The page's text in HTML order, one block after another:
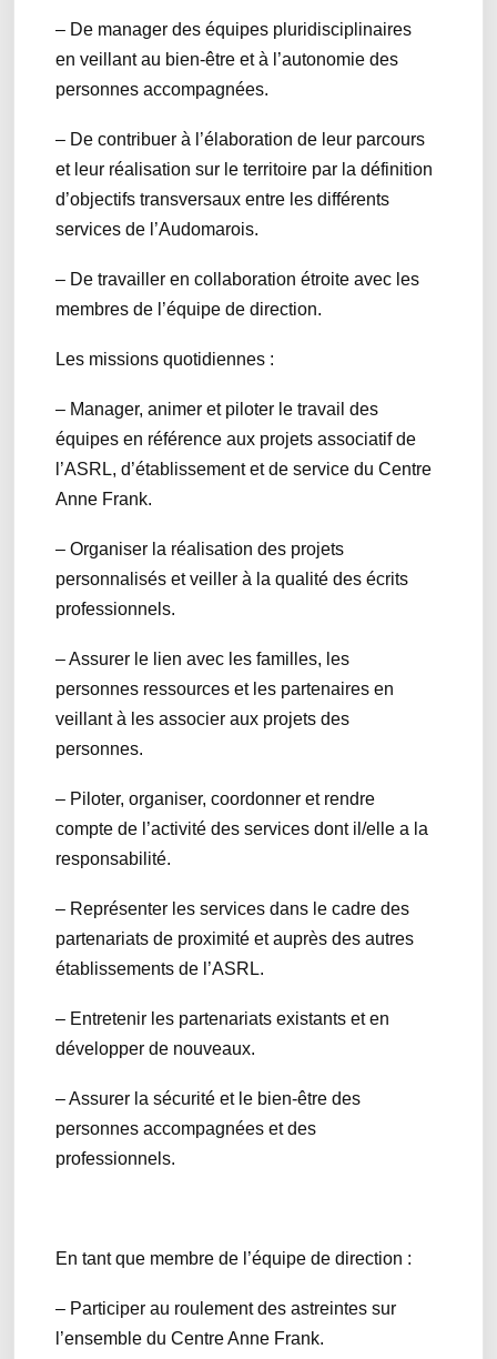
– De manager des équipes pluridisciplinaires
en veillant au bien-être et à l’autonomie des
personnes accompagnées.
– De contribuer à l’élaboration de leur parcours
et leur réalisation sur le territoire par la définition
d’objectifs transversaux entre les différents
services de l’Audomarois.
– De travailler en collaboration étroite avec les
membres de l’équipe de direction.
Les missions quotidiennes :
– Manager, animer et piloter le travail des
équipes en référence aux projets associatif de
l’ASRL, d’établissement et de service du Centre
Anne Frank.
– Organiser la réalisation des projets
personnalisés et veiller à la qualité des écrits
professionnels.
– Assurer le lien avec les familles, les
personnes ressources et les partenaires en
veillant à les associer aux projets des
personnes.
– Piloter, organiser, coordonner et rendre
compte de l’activité des services dont il/elle a la
responsabilité.
– Représenter les services dans le cadre des
partenariats de proximité et auprès des autres
établissements de l’ASRL.
– Entretenir les partenariats existants et en
développer de nouveaux.
– Assurer la sécurité et le bien-être des
personnes accompagnées et des
professionnels.
En tant que membre de l’équipe de direction :
– Participer au roulement des astreintes sur
l’ensemble du Centre Anne Frank.